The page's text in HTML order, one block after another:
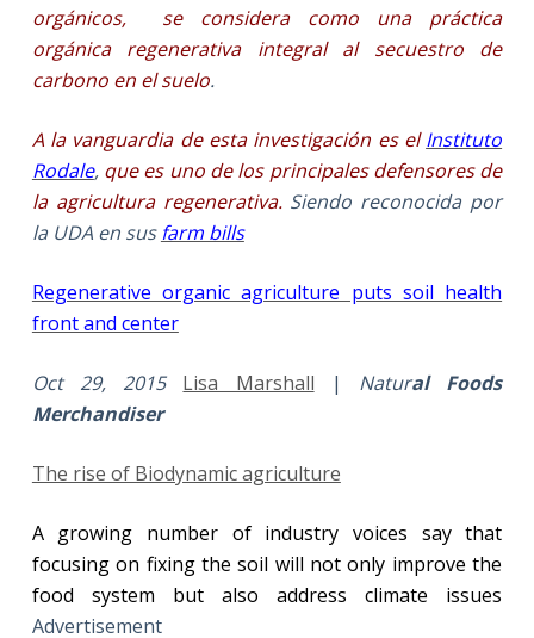
orgánicos, se considera como una práctica
orgánica regenerativa integral al secuestro de
carbono en el suelo.
A la vanguardia de esta investigación es el Instituto
Rodale, que es uno de los principales defensores de
la agricultura regenerativa. Siendo reconocida por
la UDA en susfarm bills
Regenerative organic agriculture puts soil health
front and center
Oct 29, 2015 Lisa Marshall | Natural Foods
Merchandiser
The rise of Biodynamic agriculture
A growing number of industry voices say that
focusing on fixing the soil will not only improve the
food system but also address climate issues
Advertisement